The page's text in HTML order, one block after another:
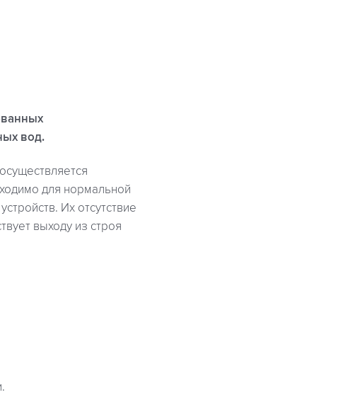
вод.
для нормальной
Их отсутствие
выходу из строя